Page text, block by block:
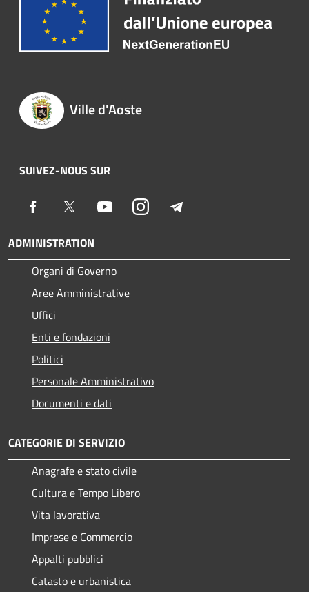
Ville d'Aoste
SUIVEZ-NOUS SUR
Facebook Twitter YoutubeInstagram
ADMINISTRATION
Organi di Governo
Aree Amministrative
Uffici
Enti e fondazioni
Politici
Personale Amministrativo
Documenti e dati
CATEGORIE DI SERVIZIO
Anagrafe e stato civile
Cultura e Tempo Libero
Vita lavorativa
Imprese e Commercio
Appalti pubblici
Catasto e urbanistica